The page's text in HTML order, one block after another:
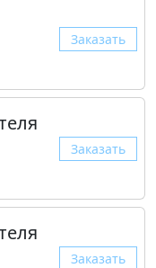
Заказать
Заказать
Заказать